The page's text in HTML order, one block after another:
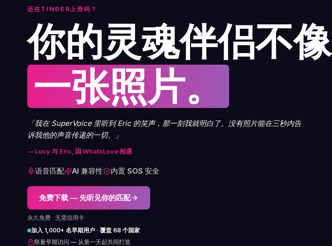
还在TINDER上滑吗？
你的灵魂伴侣不像
一张照片。
「我在 SuperVoice 里听到 Eric 的笑声，那一刻我就明白了。没有照片能在三秒内告
诉我他的声音传递的一切。」
— Lucy 与 Eric, 因 WhatsLove 相遇
语音匹配 AI 兼容性 内置 SOS 安全
免费下载 — 先听见你的匹配
永久免费 · 无需信用卡
加入 1,000+ 名早期用户 · 覆盖 68 个国家
限量早期访问 — 从第一天起共同打造